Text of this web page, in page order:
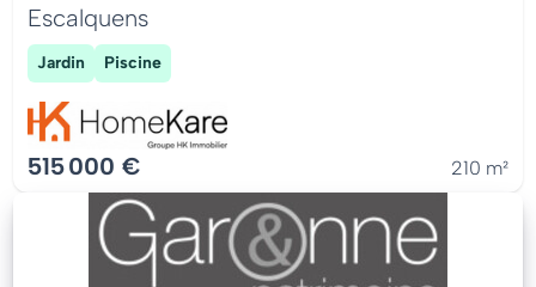
Escalquens
Jardin Piscine
515 000 € 210 m²